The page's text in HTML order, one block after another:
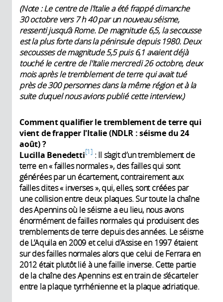
(Note : Le centre de l'Italie a été frappé dimanche
30 octobre vers 7 h 40 par un nouveau séisme,
ressenti jusqu’à Rome. De magnitude 6,5, la secousse
est la plus forte dans la péninsule depuis 1980. Deux
secousses de magnitude 5,5 puis 6,1 avaient déjà
touché le centre de l'Italie mercredi 26 octobre, deux
mois après le tremblement de terre qui avait tué
près de 300 personnes dans la même région et à la
suite duquel nous avions publié cette interview.)
Comment qualifier le tremblement de terre qui
vient de frapper l'Italie (NDLR : séisme du 24
août) ?
Lucilla Benedetti 1 : Il s’agit d’un tremblement de
terre en « failles normales », des failles qui sont
générées par un écartement, contrairement aux
failles dites « inverses », qui, elles, sont créées par
une collision entre deux plaques. Sur toute la chaîne
des Apennins où le séisme a eu lieu, nous avons
énormément de failles normales qui produisent des
tremblements de terre depuis des années. Le séisme
de L’Aquila en 2009 et celui d’Assise en 1997 étaient
sur des failles normales alors que celui de Ferrara en
2012 était plutôt lié à une faille inverse. Cette partie
de la chaîne des Apennins est en train de s’écarteler
entre la plaque tyrrhénienne et la plaque adriatique.